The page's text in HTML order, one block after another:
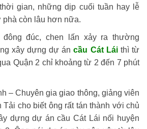
gian, những dịp cuối tuần hay lễ
phà còn lâu hơn nữa.
đông đúc, chen lấn xảy ra thường
xây dựng dự áncầu Cát Lái thì từ
Quận 2 chỉ khoảng từ 2 đến 7 phút
– Chuyên gia giao thông, giảng viên
cho biết ông rất tán thành với chủ
dựng dự án cầu Cát Lái nối huyện